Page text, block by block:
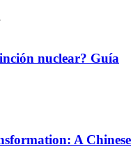
nuclear? Guía
A Chinese